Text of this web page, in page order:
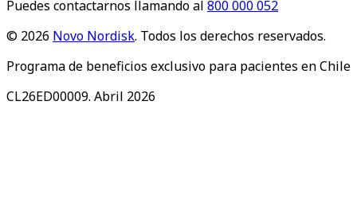
Puedes contactarnos llamando al 800 000 052
© 2026 Novo Nordisk. Todos los derechos reservados.
Programa de beneficios exclusivo para pacientes en Chile
CL26ED00009. Abril 2026